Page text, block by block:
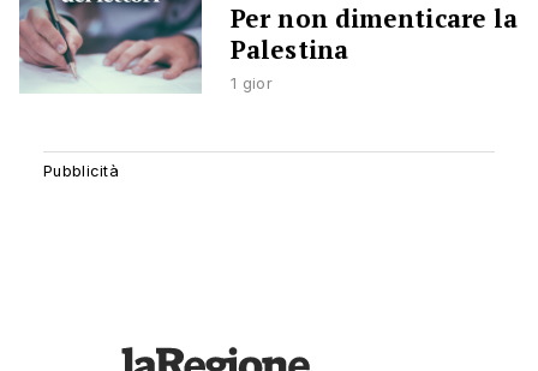
Per non dimenticare la
Palestina
1 gior